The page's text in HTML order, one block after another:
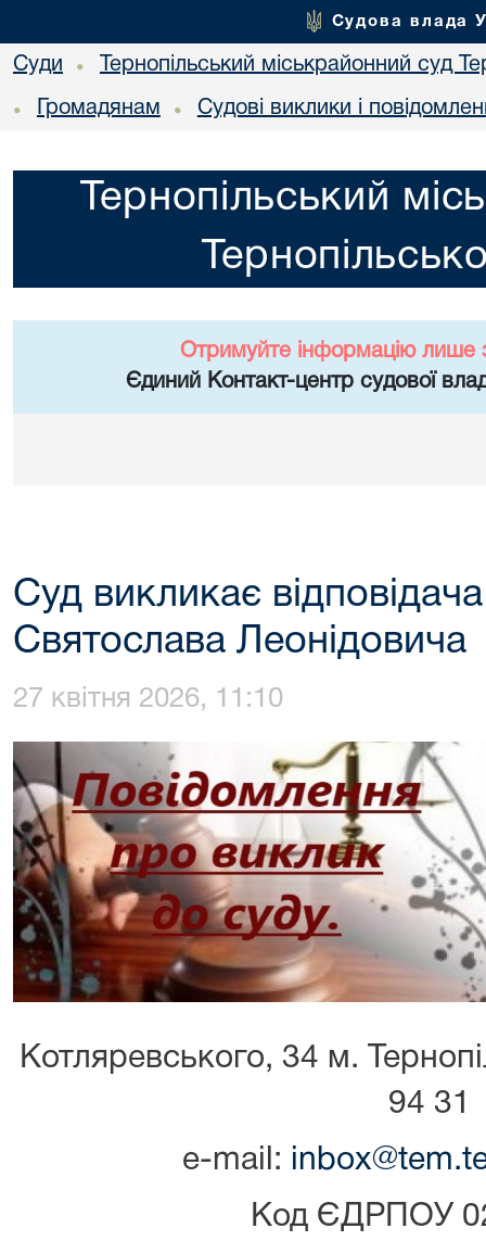
Судова влада
Суди • Тернопільський міськрайонний суд
• Громадянам • Судові виклики і
Тернопільський
Отримуйте інформацію лише
Єдиний Контакт-центр судової
Суд викликає
Святослава Леонідовича
27 квітня 2026, 11:10
Котляревського, 34 м.
94 31
е-mail:
Код ЄДРПОУ